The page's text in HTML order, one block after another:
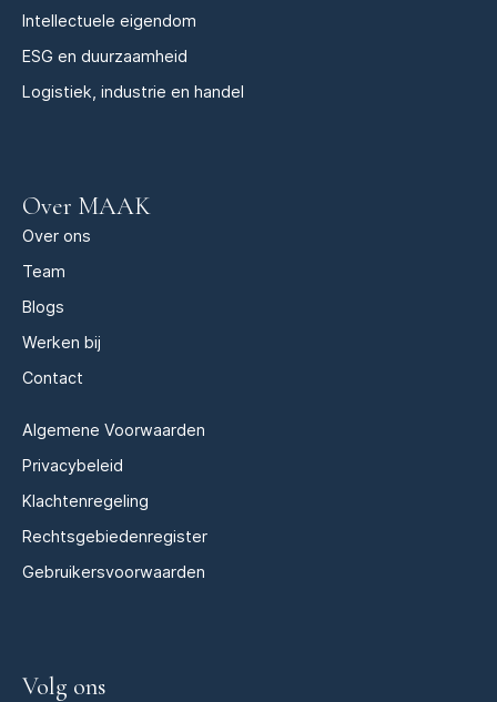
Intellectuele eigendom
ESG en duurzaamheid
Logistiek, industrie en handel
Over MAAK
Over ons
Team
Blogs
Werken bij
Contact
Algemene Voorwaarden
Privacybeleid
Klachtenregeling
Rechtsgebiedenregister
Gebruikersvoorwaarden
Volg ons